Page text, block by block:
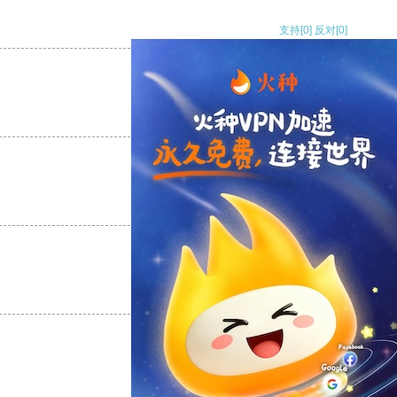
支持[0] 反对[0]
支持[0] 反对
支持
反对 [0]
支持[0] 反对[0]